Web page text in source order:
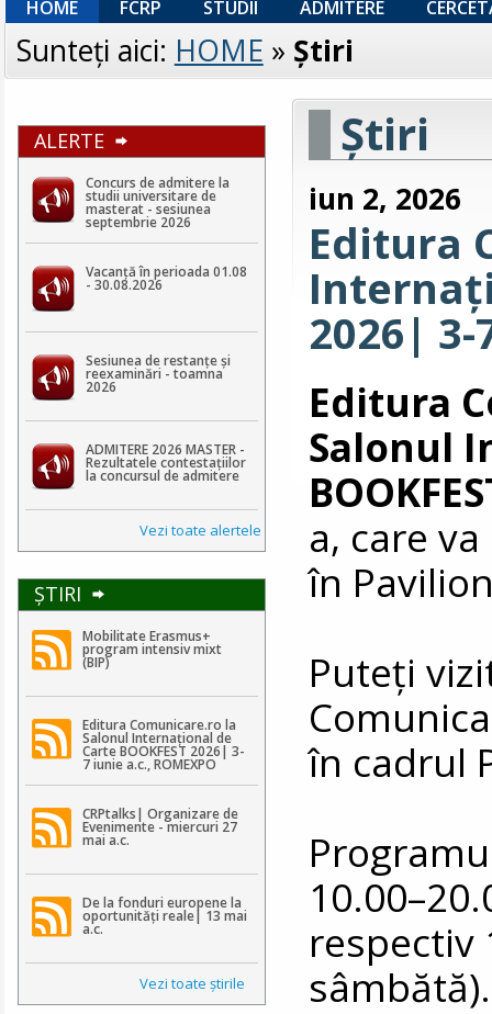
HOME FCRP STUDII ADMITERE
Sunteţi aici: HOME » Ştiri
ALERTE
Concurs de admitere la
studii universitare de
masterat - sesiunea
septembrie 2026
Vacanță în perioada 01.08
- 30.08.2026
Sesiunea de restanțe și
reexaminări - toamna
2026
ADMITERE 2026 MASTER -
Rezultatele contestaţiilor
la concursul de admitere
Vezi toate alertele
ŞTIRI
Mobilitate Erasmus+
program intensiv mixt
(BIP)
Editura Comunicare.ro la
Salonul Internațional de
Carte BOOKFEST 2026| 3-
7 iunie a.c., ROMEXPO
CRPtalks| Organizare de
Evenimente - miercuri 27
mai a.c.
De la fonduri europene la
oportunități reale| 13 mai
a.c.
Vezi toate ştirile
Ştiri
iun 2, 2026
Editura
2026| 3-
Editura
Salonul
a, care
în
Puteţi
în cadrul
respectiv
sâmbătă).